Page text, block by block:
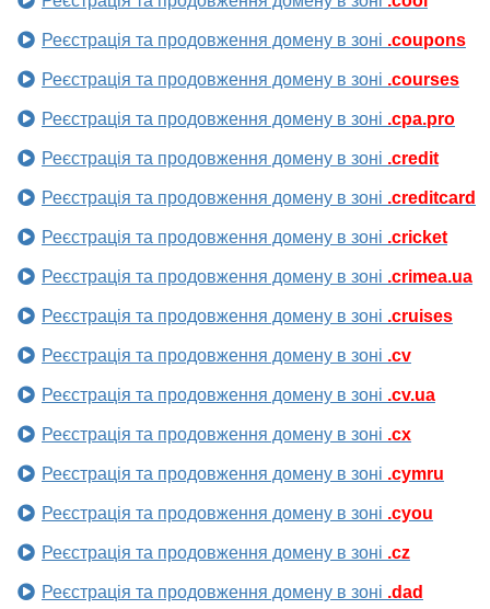
Реєстрація та продовження домену в зоні .coupons
Реєстрація та продовження домену в зоні .courses
Реєстрація та продовження домену в зоні .cpa.pro
Реєстрація та продовження домену в зоні .credit
Реєстрація та продовження домену в зоні .creditcard
Реєстрація та продовження домену в зоні .cricket
Реєстрація та продовження домену в зоні .crimea.ua
Реєстрація та продовження домену в зоні .cruises
Реєстрація та продовження домену в зоні .cv
Реєстрація та продовження домену в зоні .cv.ua
Реєстрація та продовження домену в зоні .cx
Реєстрація та продовження домену в зоні .cymru
Реєстрація та продовження домену в зоні .cyou
Реєстрація та продовження домену в зоні .cz
Реєстрація та продовження домену в зоні .dad